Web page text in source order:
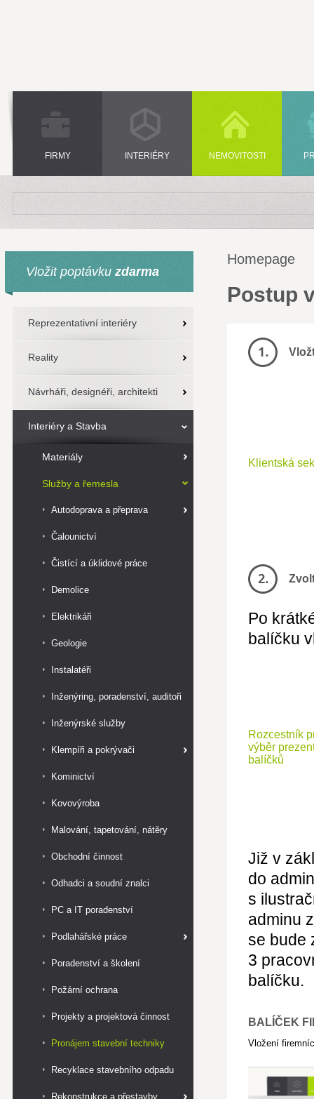
FIRMY INTERIÉRY NEMOVITOSTI
Vložit poptávku zdarma
Reprezentativní interiéry
Reality
Návrháři, designéři, architekti
Interiéry a Stavba
Materiály
Služby a řemesla
Autodoprava a přeprava
Čalounictví
Čistící a úklidové práce
Demolice
Elektrikáři
Geologie
Instalatéři
Inženýring, poradenství, auditoři
Inženýrské služby
Klempíři a pokrývači
Kominictví
Kovovýroba
Malování, tapetování, nátěry
Obchodní činnost
Odhadci a soudní znalci
PC a IT poradenství
Podlahářské práce
Poradenství a školení
Požární ochrana
Projekty a projektová činnost
Pronájem stavební techniky
Recyklace stavebního odpadu
Rekonstrukce a přestavby
Homepage
Postup
Klientská
Po
balíčku
Rozcestník
výběr
balíčků
Již v
do
s
adminu
se bude
3
balíčku.
BALÍČEK
Vložení